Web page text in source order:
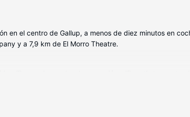
en el centro de Gallup, a menos de diez minutos en
y a 7,9 km de El Morro Theatre.
y bañera combinadas está provisto de bañeras de